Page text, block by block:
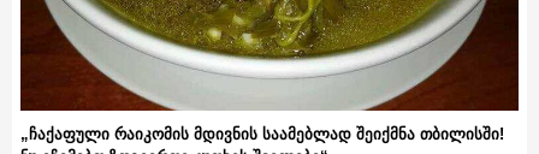
„ჩაქაფული რაიკომის მდივნის საამებლად შეიქმნა თბილისში!